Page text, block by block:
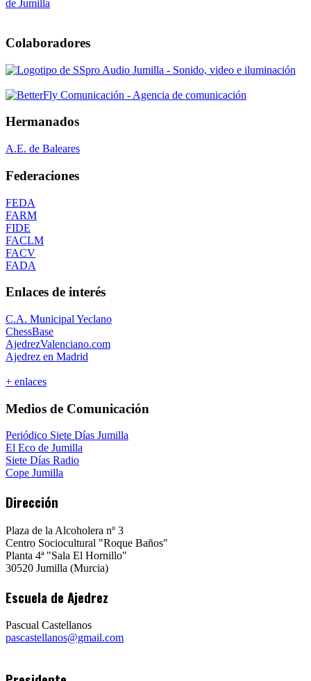
Colaboradores
Hermanados
A.E. de Baleares
Federaciones
FEDA
FARM
FIDE
FACLM
FACV
FADA
Enlaces de interés
C.A. Municipal Yeclano
ChessBase
AjedrezValenciano.com
Ajedrez en Madrid
+ enlaces
Medios de Comunicación
Periódico Siete Días Jumilla
El Eco de Jumilla
Siete Días Radio
Cope Jumilla
Dirección
Plaza de la Alcoholera nº 3
Centro Sociocultural "Roque Baños"
Planta 4ª "Sala El Hornillo"
30520 Jumilla (Murcia)
Escuela de Ajedrez
Pascual Castellanos
pascastellanos@gmail.com